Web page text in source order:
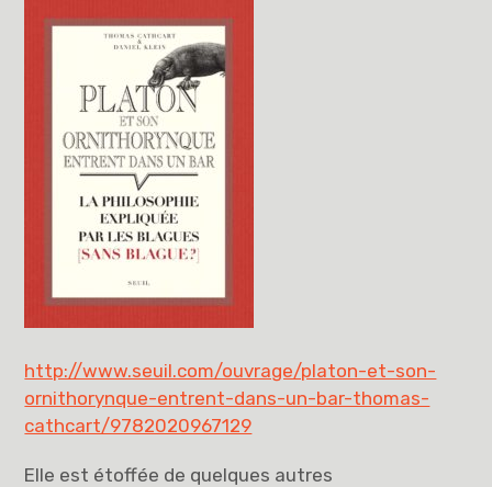
http://www.seuil.com/ouvrage/platon-et-son-
ornithorynque-entrent-dans-un-bar-thomas-
cathcart/9782020967129
Elle est étoffée de quelques autres